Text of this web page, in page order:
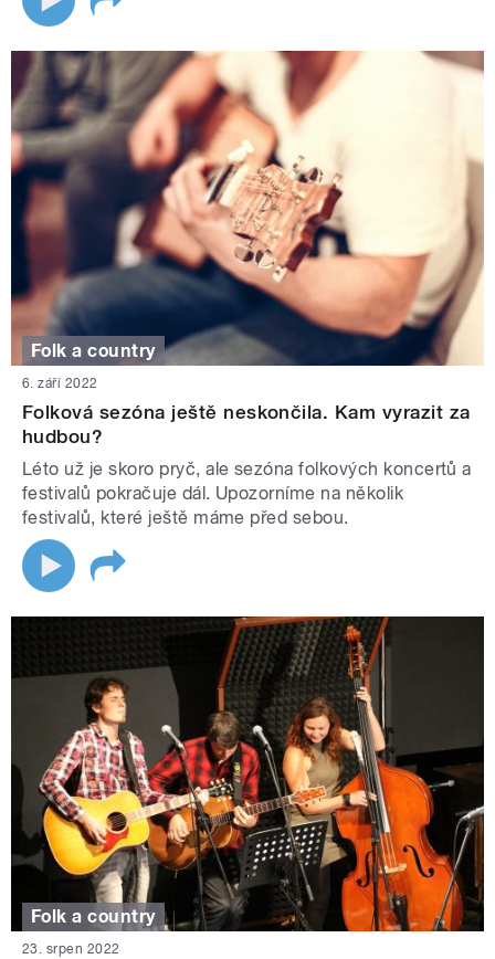
Folk a country
6. září 2022
Folková sezóna ještě neskončila. Kam vyrazit za
hudbou?
Léto už je skoro pryč, ale sezóna folkových koncertů a
festivalů pokračuje dál. Upozorníme na několik
festivalů, které ještě máme před sebou.
Folk a country
23. srpen 2022